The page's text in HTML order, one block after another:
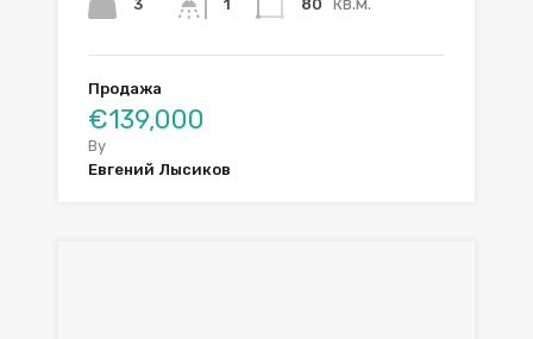
3 1 80
Продажа
€139,000
By
Евгений Лысиков